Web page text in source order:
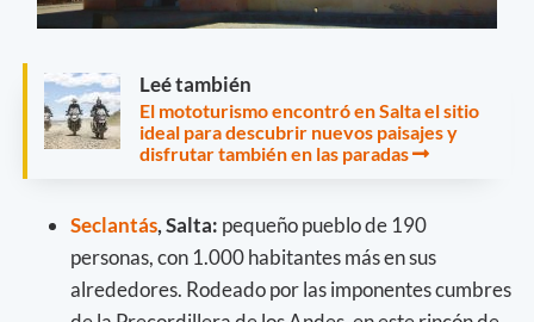
Leé también
El mototurismo encontró en Salta el sitio
ideal para descubrir nuevos paisajes y
disfrutar también en las paradas
Seclantás, Salta: pequeño pueblo de 190
personas, con 1.000 habitantes más en sus
alrededores. Rodeado por las imponentes cumbres